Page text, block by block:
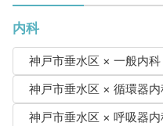
内科
神戸市垂水区 × 一般内科
神戸市垂水区 × 循環器内
神戸市垂水区 × 呼吸器内